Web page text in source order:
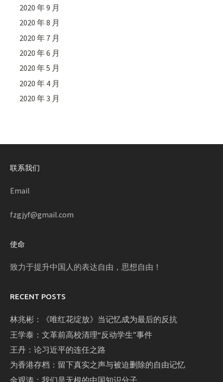
2020 年 9 月
2020 年 8 月
2020 年 7 月
2020 年 6 月
2020 年 5 月
2020 年 4 月
2020 年 3 月
联系我们
Email
fzgjyf@gmail.com
使命
致力于提升中国人的表达自由，思想自由！
RECENT POSTS
林兆彬：《唯红花绽放》当记忆成为最后的反抗
王学泰：文革前高校清理“反动学生”事件
王丹：论习近平的连任之路
为香港存档：留下真实之声与被迫删除的自由记忆
金观涛：我们是无根的中国知识分子